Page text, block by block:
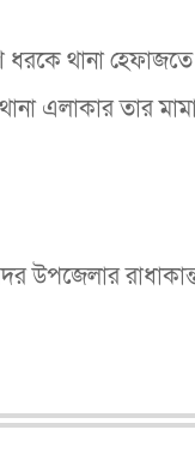
থানা হেফাজতে
এলাকার তার
উপজেলার